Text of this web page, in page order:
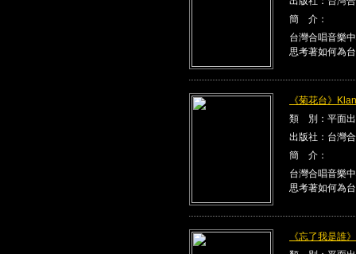
簡 介：
台灣合唱音樂
思考著如何為
《菊花台》
類 別：平面
出版社：台灣
簡 介：
台灣合唱音樂
思考著如何為
《忘了我是誰